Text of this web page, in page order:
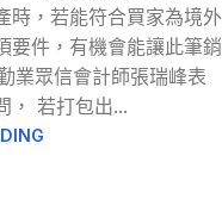
時，若能符合買家為境外
要件，有機會能讓此筆銷
業眾信會計師張瑞峰表
， 若打包出...